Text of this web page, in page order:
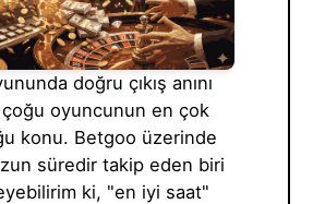
doğru çıkış anını
oyuncunun en çok
konu. Betgoo üzerinde
süredir takip eden biri
ki, "en iyi saat"